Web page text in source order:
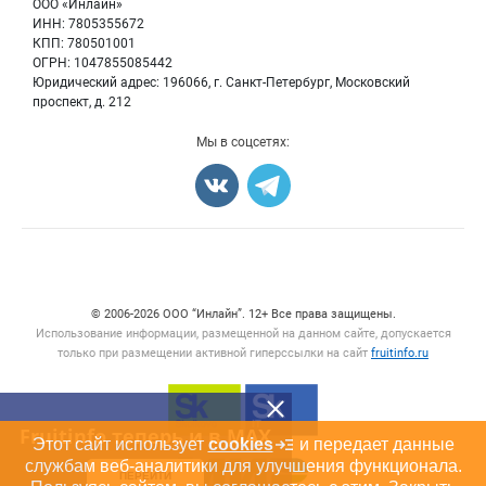
Fruitinfo теперь и в MAX
ПЕРЕЙТИ
ООО «Инлайн»
ИНН: 7805355672
КПП: 780501001
ОГРН: 1047855085442
Юридический адрес: 196066, г. Санкт-Петербург, Московский
проспект, д. 212
Мы в соцсетях:
© 2006‑2026 ООО “Инлайн”. 12+ Все права защищены.
Использование информации, размещенной на данном сайте, допускается
только при размещении активной гиперссылки на сайт fruitinfo.ru
Этот сайт использует cookies
и передает данные
службам веб-аналитики для улучшения функционала.